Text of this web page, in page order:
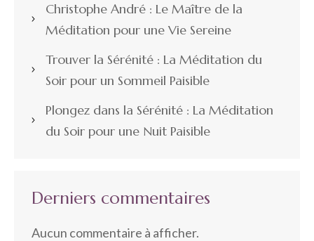
Christophe André : Le Maître de la
Méditation pour une Vie Sereine
Trouver la Sérénité : La Méditation du
Soir pour un Sommeil Paisible
Plongez dans la Sérénité : La Méditation
du Soir pour une Nuit Paisible
Derniers commentaires
Aucun commentaire à afficher.